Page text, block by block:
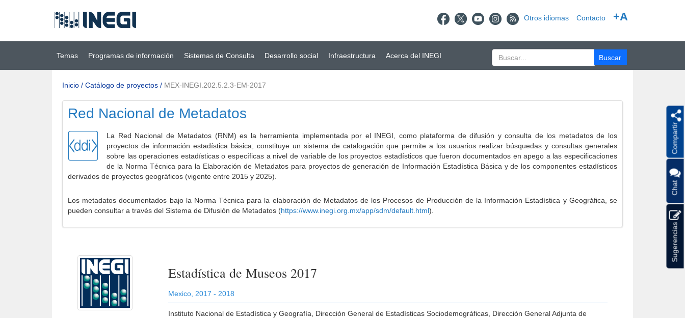
principal
(INEGI) Otros idiomas Contacto +A
Temas Programas de información Sistemas de Consulta Desarrollo social Infraestructura Acerca del INEGI
Inicio / Catálogo de proyectos / MEX-INEGI.202.5.2.3-EM-2017
Red Nacional de Metadatos
La Red Nacional de Metadatos (RNM) es la herramienta implementada por el INEGI, como plataforma de difusión y consulta de los metadatos de los
proyectos de información estadística básica; constituye un sistema de catalogación que permite a los usuarios realizar búsquedas y consultas generales
sobre las operaciones estadísticas o específicas a nivel de variable de los proyectos estadísticos que fueron documentados en apego a las especificaciones
de la Norma Técnica para la Elaboración de Metadatos para proyectos de generación de Información Estadística Básica y de los componentes estadísticos
derivados de proyectos geográficos (vigente entre 2015 y 2025).
Los metadatos documentados bajo la Norma Técnica para la elaboración de Metadatos de los Procesos de Producción de la Información Estadística y Geográfica, se
pueden consultar a través del Sistema de Difusión de Metadatos (https://www.inegi.org.mx/app/sdm/default.html).
Estadística de Museos 2017
Mexico 2017 - 2018
Instituto Nacional de Estadística y Geografía, Dirección General de Estadísticas Sociodemográficas, Dirección General Adjunta de
Compartir
Chat
Sugerencias